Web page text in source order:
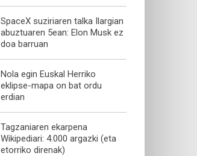
SpaceX suziriaren talka Ilargian
abuztuaren 5ean: Elon Musk ez
doa barruan
Nola egin Euskal Herriko
eklipse-mapa on bat ordu
erdian
Tagzaniaren ekarpena
Wikipediari: 4.000 argazki (eta
etorriko direnak)